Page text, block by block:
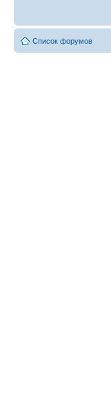
Список форумов